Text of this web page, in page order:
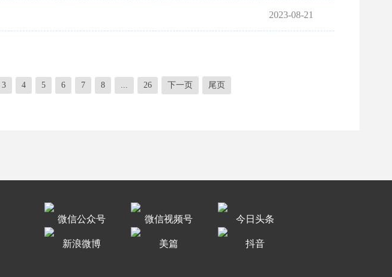
2023-08-21
3 4 5 6 7 8 ... 26 下一页 尾页
微信公众号 微信视频号 今日头条
新浪微博 美篇 抖音